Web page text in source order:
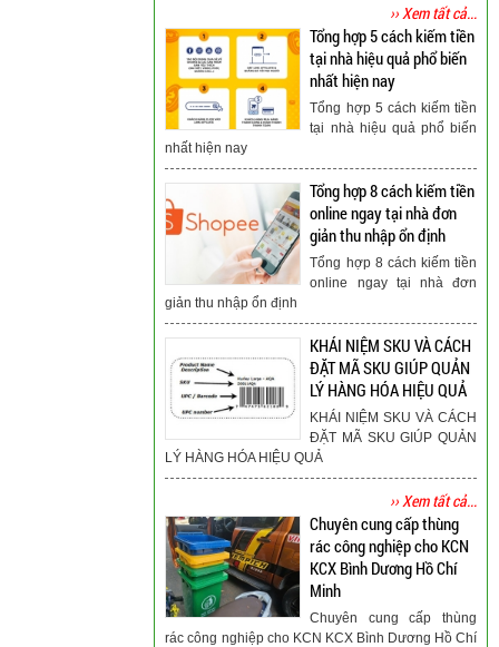
›› Xem tất cả...
Tổng hợp 5 cách kiếm tiền
tại nhà hiệu quả phổ biến
nhất hiện nay
Tổng hợp 5 cách kiếm tiền
tại nhà hiệu quả phổ biến
nhất hiện nay
Tổng hợp 8 cách kiếm tiền
online ngay tại nhà đơn
giản thu nhập ổn định
Tổng hợp 8 cách kiếm tiền
online ngay tại nhà đơn
giản thu nhập ổn định
KHÁI NIỆM SKU VÀ CÁCH
ĐẶT MÃ SKU GIÚP QUẢN
LÝ HÀNG HÓA HIỆU QUẢ
KHÁI NIỆM SKU VÀ CÁCH
ĐẶT MÃ SKU GIÚP QUẢN
LÝ HÀNG HÓA HIỆU QUẢ
›› Xem tất cả...
Chuyên cung cấp thùng
rác công nghiệp cho KCN
KCX Bình Dương Hồ Chí
Minh
Chuyên cung cấp thùng
rác công nghiệp cho KCN KCX Bình Dương Hồ Chí